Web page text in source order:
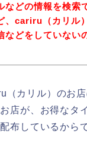
などの情報を検索
、cariru（カリル
などをしていない
（カリル）のお
店が、お得なタ
布しているから